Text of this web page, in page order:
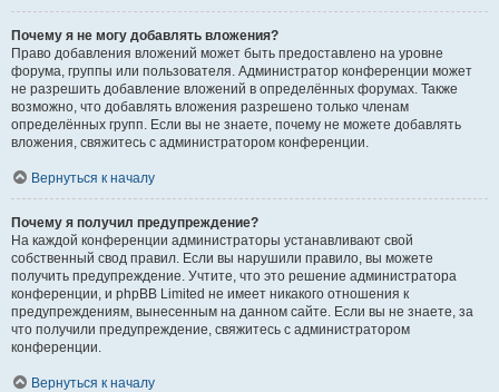
Почему я не могу добавлять вложения?
Право добавления вложений может быть предоставлено на уровне
форума, группы или пользователя. Администратор конференции может
не разрешить добавление вложений в определённых форумах. Также
возможно, что добавлять вложения разрешено только членам
определённых групп. Если вы не знаете, почему не можете добавлять
вложения, свяжитесь с администратором конференции.
Вернуться к началу
Почему я получил предупреждение?
На каждой конференции администраторы устанавливают свой
собственный свод правил. Если вы нарушили правило, вы можете
получить предупреждение. Учтите, что это решение администратора
конференции, и phpBB Limited не имеет никакого отношения к
предупреждениям, вынесенным на данном сайте. Если вы не знаете, за
что получили предупреждение, свяжитесь с администратором
конференции.
Вернуться к началу